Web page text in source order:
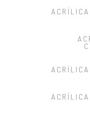
ACRÍLICA